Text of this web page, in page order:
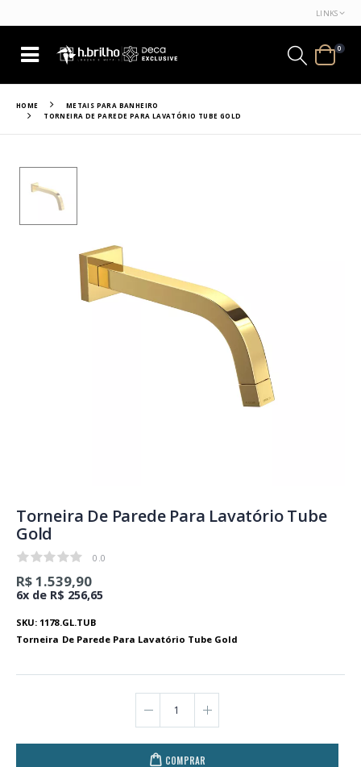
LINKS
0
HOME
METAIS PARA BANHEIRO
TORNEIRA DE PAREDE PARA LAVATÓRIO TUBE GOLD
Torneira De Parede Para Lavatório Tube
Gold
0.0
0.0
R$ 1.539,90
6x de R$ 256,65
SKU: 1178.GL.TUB
Torneira De Parede Para Lavatório Tube Gold
COMPRAR